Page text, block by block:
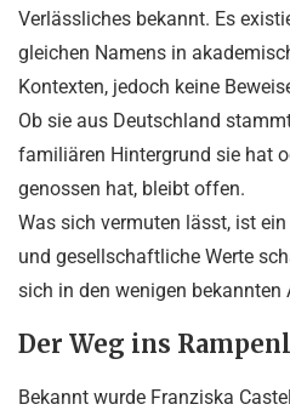
Verlässliches bekannt. Es
gleichen Namens in
Kontexten, jedoch keine
Ob sie aus Deutschland
familiären Hintergrund sie hat
genossen hat, bleibt offen.
Was sich vermuten lässt, ist
und gesellschaftliche Werte
sich in den wenigen
Der Weg ins
Bekannt wurde Franziska